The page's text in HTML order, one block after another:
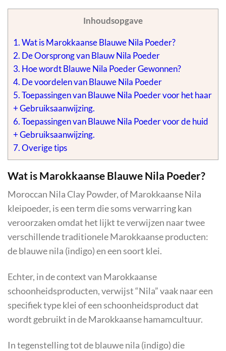
Inhoudsopgave
1. Wat is Marokkaanse Blauwe Nila Poeder?
2. De Oorsprong van Blauw Nila Poeder
3. Hoe wordt Blauwe Nila Poeder Gewonnen?
4. De voordelen van Blauwe Nila Poeder
5. Toepassingen van Blauwe Nila Poeder voor het haar
+ Gebruiksaanwijzing.
6. Toepassingen van Blauwe Nila Poeder voor de huid
+ Gebruiksaanwijzing.
7. Overige tips
Wat is Marokkaanse Blauwe Nila Poeder?
Moroccan Nila Clay Powder, of Marokkaanse Nila
kleipoeder, is een term die soms verwarring kan
veroorzaken omdat het lijkt te verwijzen naar twee
verschillende traditionele Marokkaanse producten:
de blauwe nila (indigo) en een soort klei.
Echter, in de context van Marokkaanse
schoonheidsproducten, verwijst “Nila” vaak naar een
specifiek type klei of een schoonheidsproduct dat
wordt gebruikt in de Marokkaanse hamamcultuur.
In tegenstelling tot de blauwe nila (indigo) die